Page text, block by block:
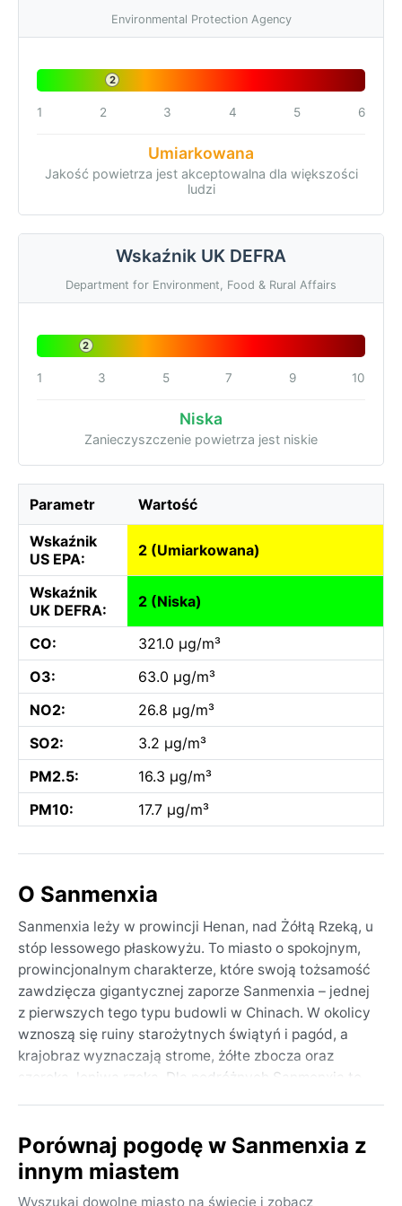
Environmental Protection Agency
2
1 2 3 4 5 6
Umiarkowana
Jakość powietrza jest akceptowalna dla większości
ludzi
Wskaźnik UK DEFRA
Department for Environment, Food & Rural Affairs
2
1 3 5 7 9 10
Niska
Zanieczyszczenie powietrza jest niskie
Parametr Wartość
Wskaźnik
US EPA:
2 (Umiarkowana)
Wskaźnik
UK DEFRA:
2 (Niska)
CO:
321.0 µg/m³
O3:
63.0 µg/m³
NO2:
26.8 µg/m³
SO2:
3.2 µg/m³
PM2.5:
16.3 µg/m³
PM10:
17.7 µg/m³
O Sanmenxia
Sanmenxia leży w prowincji Henan, nad Żółtą Rzeką, u
stóp lessowego płaskowyżu. To miasto o spokojnym,
prowincjonalnym charakterze, które swoją tożsamość
zawdzięcza gigantycznej zaporze Sanmenxia – jednej
z pierwszych tego typu budowli w Chinach. W okolicy
wznoszą się ruiny starożytnych świątyń i pagód, a
krajobraz wyznaczają strome, żółte zbocza oraz
szeroka, leniwa rzeka. Dla podróżnych Sanmenxia to
obraz.
Zgodnie z klasyfikacją Köppena miejscowość leży w
strefie BSk, czyli zimnego półpustynnego klimatu.
Porównaj pogodę w Sanmenxia z
innym miastem
Wyszukaj dowolne miasto na świecie i zobacz